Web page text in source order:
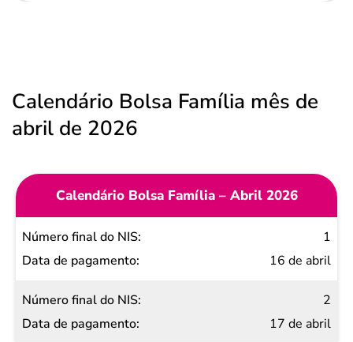
Calendário Bolsa Família mês de
abril de 2026
Calendário Bolsa Família – Abril 2026
Número
final do
Data de
pagamento
1
16 de abril
2
17 de abril